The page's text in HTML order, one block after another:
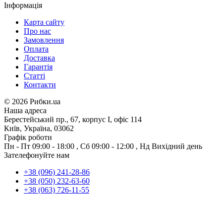
Інформація
Карта сайту
Про нас
Замовлення
Оплата
Доставка
Гарантія
Статті
Контакти
© 2026 Рибки.ua
Наша адреса
Берестейський пр., 67, корпус І, офіс 114
Київ, Україна, 03062
Графік роботи
Пн - Пт 09:00 - 18:00 , Сб 09:00 - 12:00 , Нд Вихідний день
Зателефонуйте нам
+38 (096) 241-28-86
+38 (050) 232-63-60
+38 (063) 726-11-55